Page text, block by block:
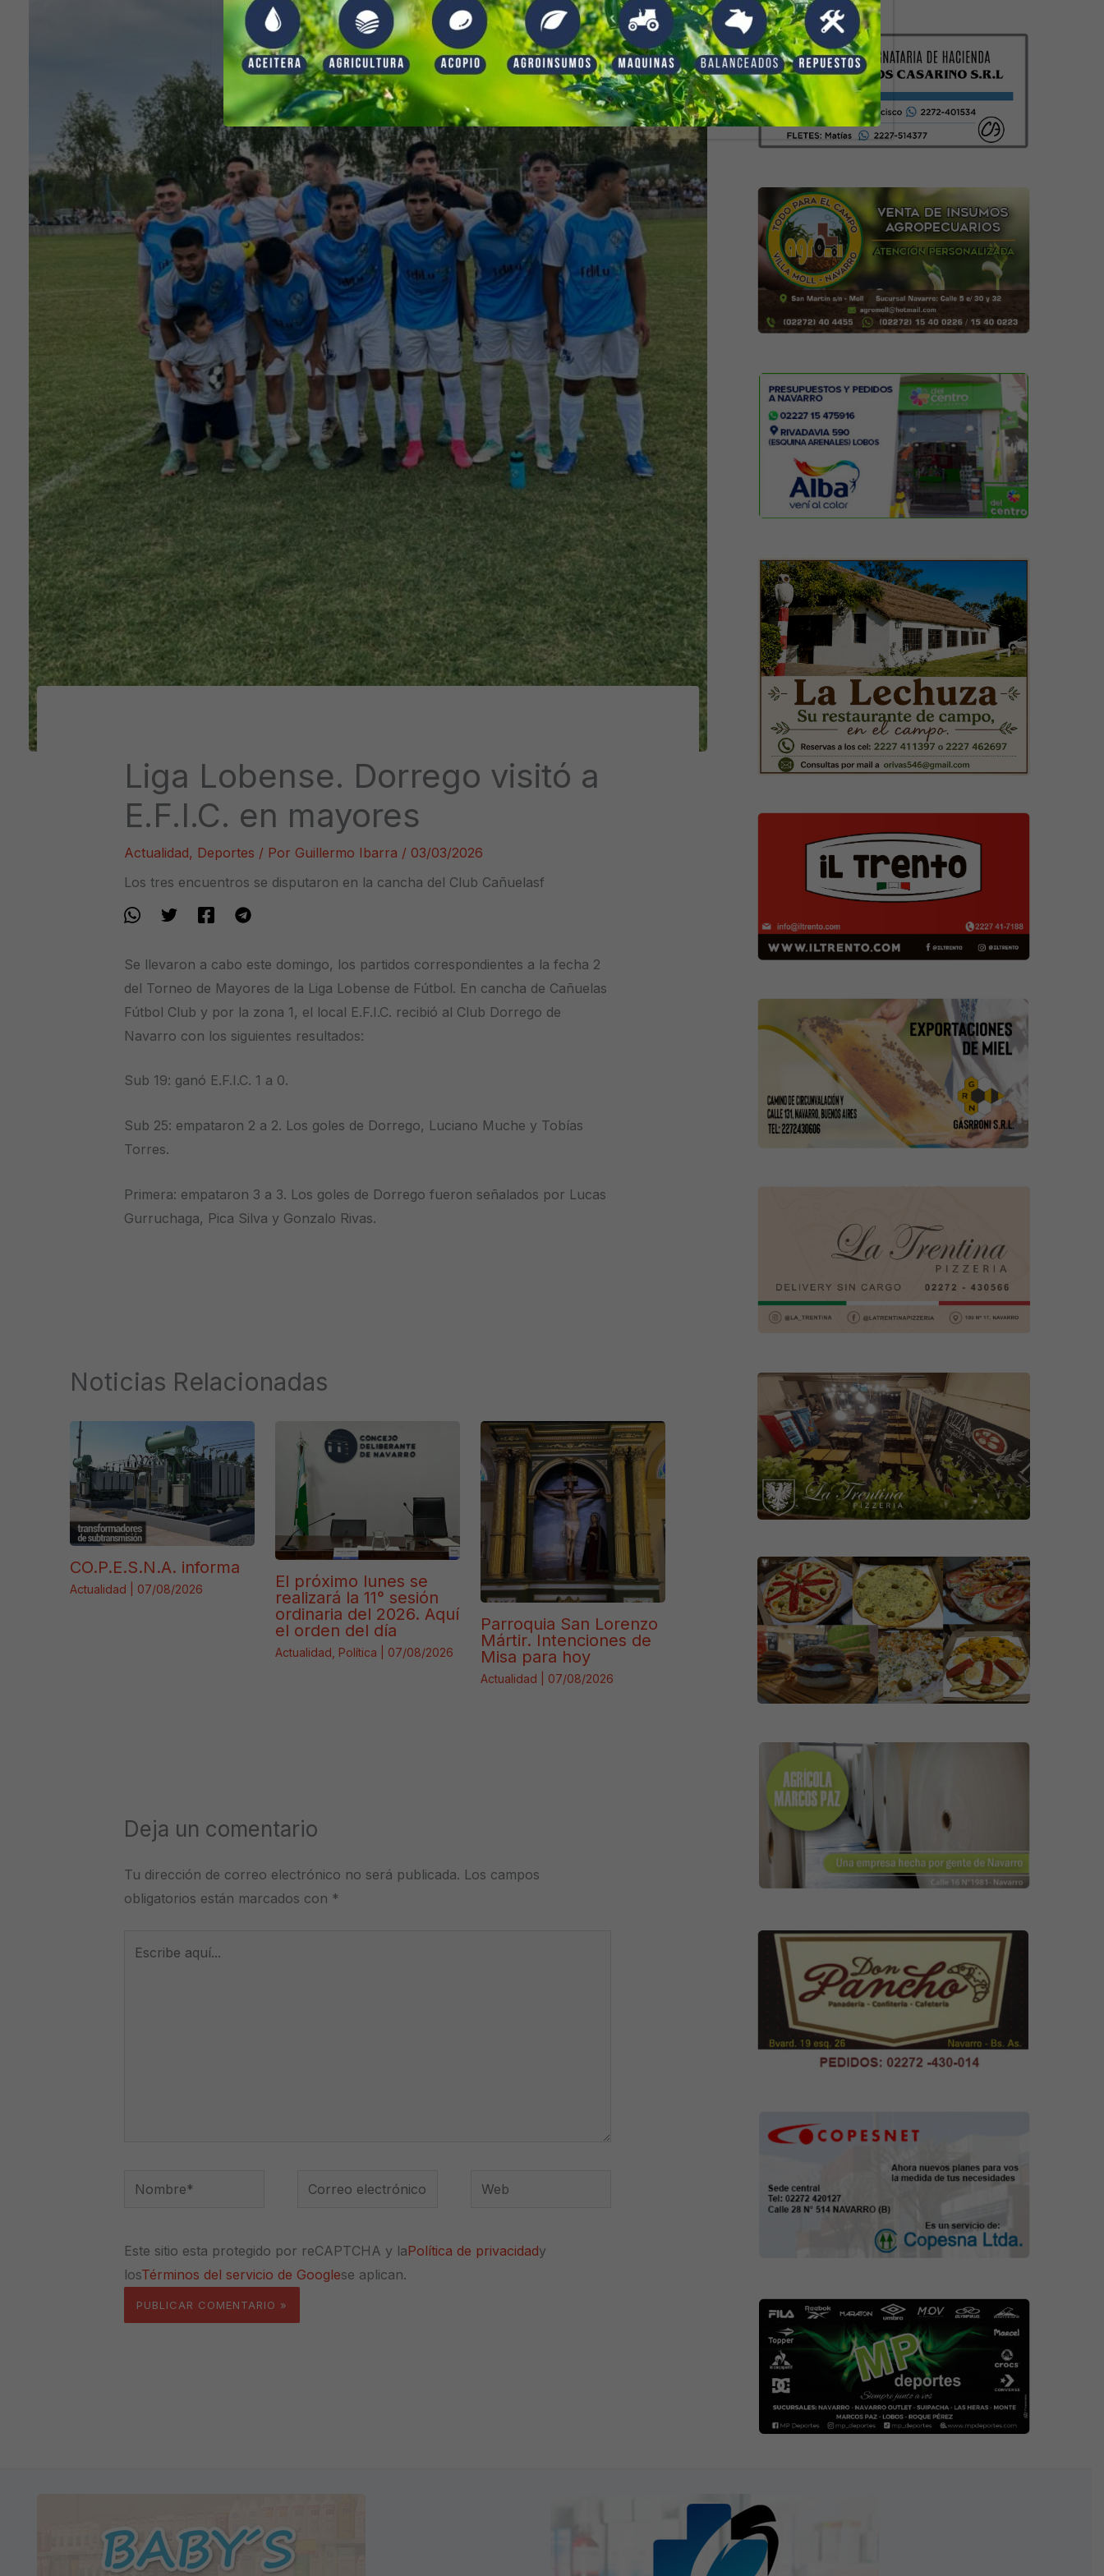
Liga Lobense. Dorrego visitó a
E.F.I.C. en mayores
Actualidad, Deportes / Por Guillermo Ibarra /03/03/2026
Los tres encuentros se disputaron en la cancha del Club Cañuelasf
Se llevaron a cabo este domingo, los partidos correspondientes a la fecha 2
del Torneo de Mayores de la Liga Lobense de Fútbol. En cancha de Cañuelas
Fútbol Club y por la zona 1, el local E.F.I.C. recibió al Club Dorrego de
Navarro con los siguientes resultados:
Sub 19: ganó E.F.I.C. 1 a 0.
Sub 25: empataron 2 a 2. Los goles de Dorrego, Luciano Muche y Tobías
Torres.
Primera: empataron 3 a 3. Los goles de Dorrego fueron señalados por Lucas
Gurruchaga, Pica Silva y Gonzalo Rivas.
Noticias Relacionadas
CO.P.E.S.N.A. informa
Actualidad 07/08/2026
El próximo lunes se
realizará la 11° sesión
ordinaria del 2026. Aquí
el orden del día
Actualidad Política 07/08/2026
Parroquia San Lorenzo
Mártir. Intenciones de
Misa para hoy
Actualidad 07/08/2026
Deja un comentario
Tu dirección de correo electrónico no será publicada. Los campos
obligatorios están marcados con *
Nombre*
Correo
Web
Este sitio esta protegido por reCAPTCHA y laPolítica de privacidady
losTérminos del servicio de Googlese aplican.